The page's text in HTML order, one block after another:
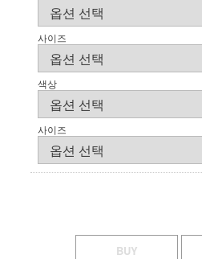
사이즈
색상
사이즈
BUY